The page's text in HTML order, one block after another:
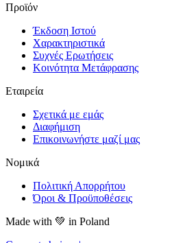
Προϊόν
Έκδοση Ιστού
Χαρακτηριστικά
Συχνές Ερωτήσεις
Κοινότητα Μετάφρασης
Εταιρεία
Σχετικά με εμάς
Διαφήμιση
Επικοινωνήστε μαζί μας
Νομικά
Πολιτική Απορρήτου
Όροι & Προϋποθέσεις
Made with 💚 in Poland